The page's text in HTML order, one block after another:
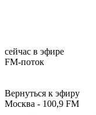
сейчас в эфире
FM-поток
Вернуться к эфиру
Москва - 100,9 FM